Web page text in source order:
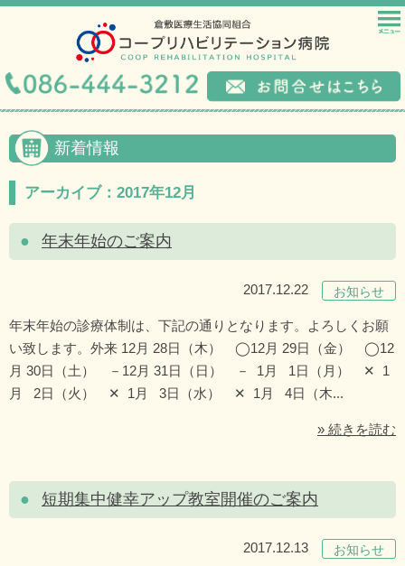
新着情報
アーカイブ：2017年12月
年末年始のご案内
2017.12.22 お知らせ
年末年始の診療体制は、下記の通りとなります。よろしくお願
い致します。外来 12月 28日（木） ◯12月 29日（金） ◯12
月 30日（土） －12月 31日（日） － 1月 1日（月） ✕ 1
月 2日（火） ✕ 1月 3日（水） ✕ 1月 4日（木...
» 続きを読む
短期集中健幸アップ教室開催のご案内
2017.12.13 お知らせ